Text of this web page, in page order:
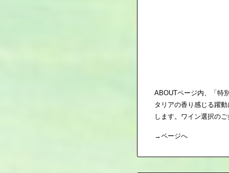
ABOUTページ内、「特
タリアの香り感じる躍
します。ワイン選択の
→ページへ